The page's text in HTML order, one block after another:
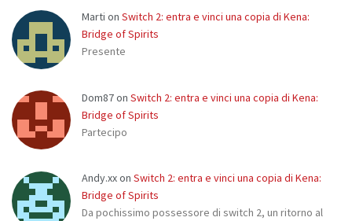
Marti on Switch 2: entra e vinci una copia di Kena:
Bridge of Spirits
Presente
Dom87on Switch 2: entra e vinci una copia di Kena:
Bridge of Spirits
Partecipo
Andy.xxon Switch 2: entra e vinci una copia di Kena:
Bridge of Spirits
Da pochissimo possessore di switch 2, un ritorno al